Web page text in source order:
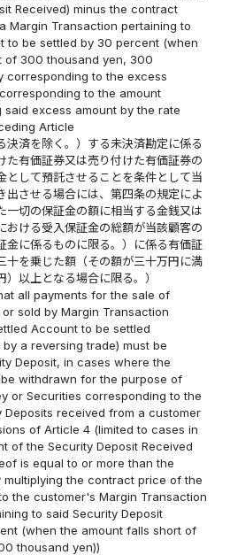
Received) minus the contract
Margin Transaction pertaining to
to be settled by 30 percent (when
of 300 thousand yen, 300
corresponding to the excess
to the amount
excess amount by the rate
Article
決済を除く。）する未決済勘定に係る
た有価証券又は売り付けた有価証券の
として預託させることを条件として当
出させる場合には、第四条の規定によ
一切の保証金の額に相当する金銭又は
おける受入保証金の総額が当該顧客の
金に係るものに限る。）に係る有価証
十を乗じた額（その額が三十万円に満
以上となる場合に限る。）
all payments for the sale of
sold by Margin Transaction
Account to be settled
a reversing trade) must be
Deposit, in cases where the
withdrawn for the purpose of
or Securities corresponding to the
Deposits received from a customer
of Article 4 (limited to cases in
of the Security Deposit Received
is equal to or more than the
multiplying the contract price of the
the customer's Margin Transaction
to said Security Deposit
(when the amount falls short of
thousand yen))